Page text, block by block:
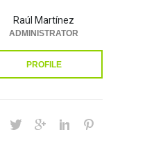
Raúl Martínez
ADMINISTRATOR
PROFILE